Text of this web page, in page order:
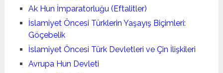
Ak Hun İmparatorluğu (Eftalitler)
İslamiyet Öncesi Türklerin Yaşayış Biçimleri:
Göçebelik
İslamiyet Öncesi Türk Devletleri ve Çin İlişkileri
Avrupa Hun Devleti